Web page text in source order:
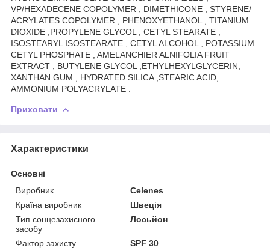
VP/HEXADECENE COPOLYMER , DIMETHICONE , STYRENE/
ACRYLATES COPOLYMER , PHENOXYETHANOL , TITANIUM
DIOXIDE ,PROPYLENE GLYCOL , CETYL STEARATE ,
ISOSTEARYL ISOSTEARATE , CETYL ALCOHOL , POTASSIUM
CETYL PHOSPHATE , AMELANCHIER ALNIFOLIA FRUIT
EXTRACT , BUTYLENE GLYCOL ,ETHYLHEXYLGLYCERIN,
XANTHAN GUM , HYDRATED SILICA ,STEARIC ACID,
AMMONIUM POLYACRYLATE .
Приховати
Характеристики
Основні
Виробник
Celenes
Країна виробник
Швеція
Тип сонцезахисного
засобу
Лосьйон
Фактор захисту
SPF 30